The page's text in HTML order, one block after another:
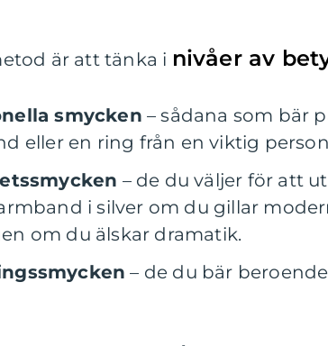
är att tänka i nivåer av
smycken – sådana som bär
eller en ring från en viktig
– de du väljer för att
i silver om du gillar
om du älskar dramatik.
– de du bär